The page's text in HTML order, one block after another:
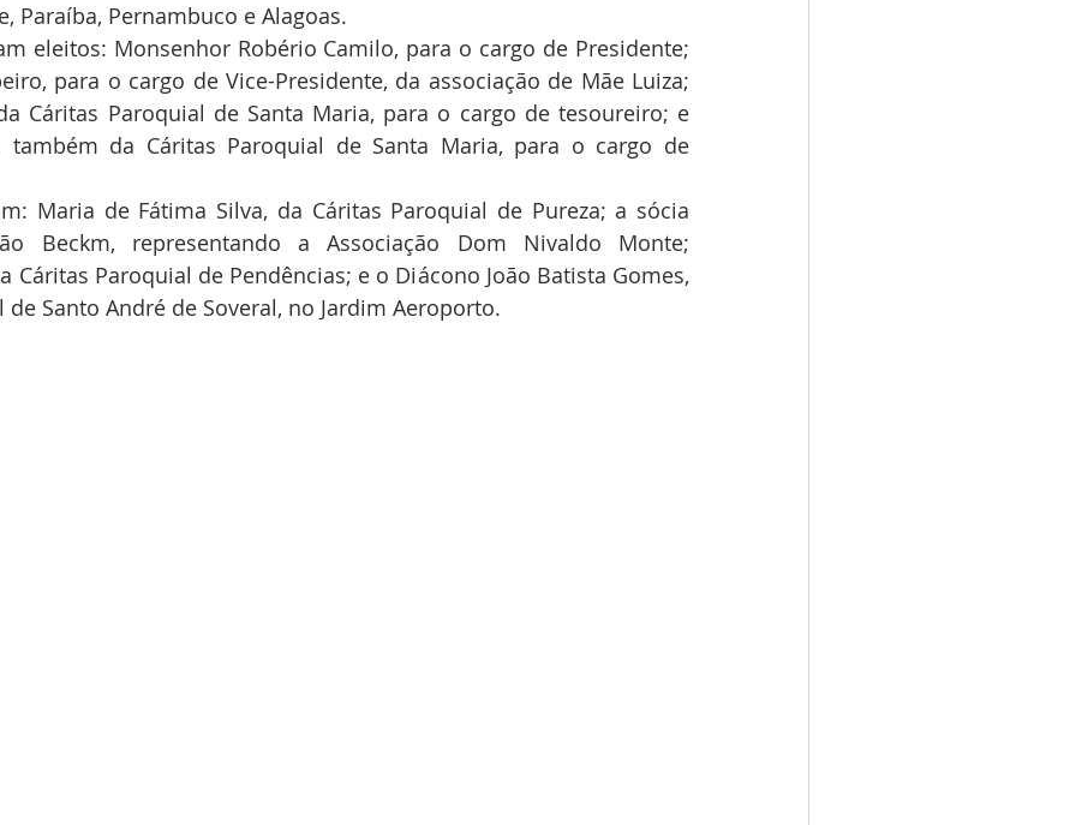
Paraíba, Pernambuco e Alagoas.
eleitos: Monsenhor Robério Camilo, para o cargo de Presidente;
para o cargo de Vice-Presidente, da associação de Mãe Luiza;
Cáritas Paroquial de Santa Maria, para o cargo de tesoureiro; e
também da Cáritas Paroquial de Santa Maria, para o cargo de
Maria de Fátima Silva, da Cáritas Paroquial de Pureza; a sócia
Beckm, representando a Associação Dom Nivaldo Monte;
Cáritas Paroquial de Pendências; e o Diácono João Batista Gomes,
de Santo André de Soveral, no Jardim Aeroporto.